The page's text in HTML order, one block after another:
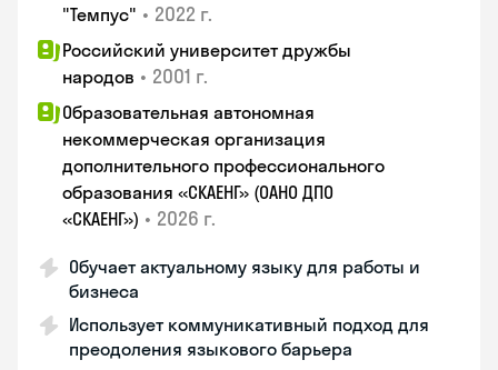
"Темпус" • 2022 г.
Российский университет дружбы
народов • 2001 г.
Образовательная автономная
некоммерческая организация
дополнительного профессионального
образования «СКАЕНГ» (ОАНО ДПО
«СКАЕНГ») • 2026 г.
Обучает актуальному языку для работы и
бизнеса
Использует коммуникативный подход для
преодоления языкового барьера